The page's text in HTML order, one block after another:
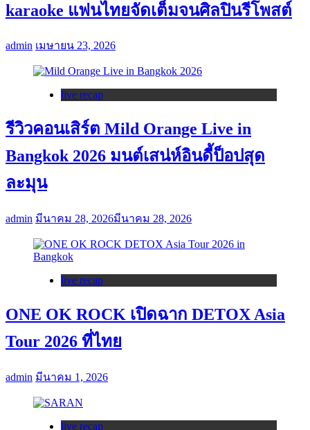
karaoke แฟนไทยจัดเต็มจนศิลปินรีโพสต์
admin เมษายน 23, 2026
live recap
รีวิวคอนเสิร์ต Mild Orange Live in
Bangkok 2026 มนต์เสน่ห์อินดี้ป็อปสุด
ละมุน
admin มีนาคม 28, 2026มีนาคม 28, 2026
live recap
ONE OK ROCK เปิดฉาก DETOX Asia
Tour 2026 ที่ไทย
admin มีนาคม 1, 2026
live recap